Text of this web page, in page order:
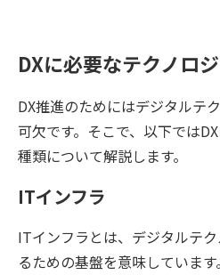
DXに必要なテクノロ
DX推進のためにはデジタルテ
可欠です。そこで、以下では
種類について解説します。
ITインフラ
ITインフラとは、デジタルテ
るための基盤を意味していま